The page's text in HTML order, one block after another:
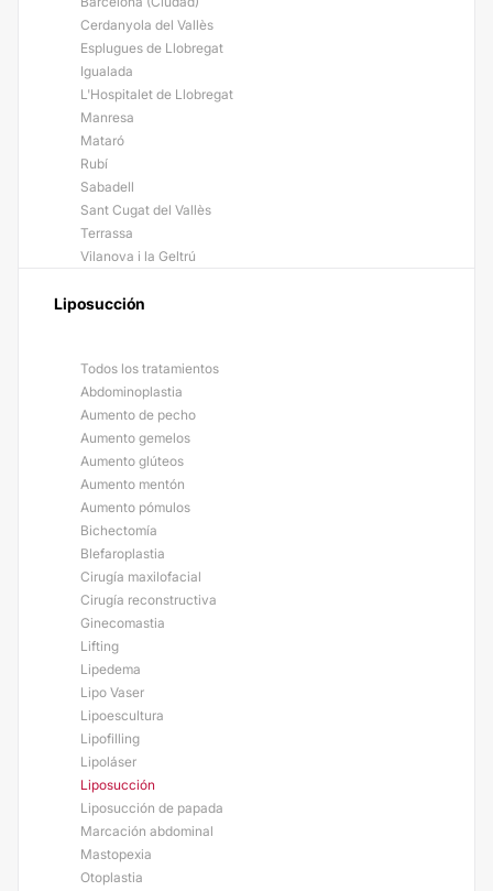
Cerdanyola del Vallès
Esplugues de Llobregat
Igualada
L'Hospitalet de Llobregat
Manresa
Mataró
Rubí
Sabadell
Sant Cugat del Vallès
Terrassa
Vilanova i la Geltrú
Liposucción
Todos los tratamientos
Abdominoplastia
Aumento de pecho
Aumento gemelos
Aumento glúteos
Aumento mentón
Aumento pómulos
Bichectomía
Blefaroplastia
Cirugía maxilofacial
Cirugía reconstructiva
Ginecomastia
Lifting
Lipedema
Lipo Vaser
Lipoescultura
Lipofilling
Lipoláser
Liposucción
Liposucción de papada
Marcación abdominal
Mastopexia
Otoplastia